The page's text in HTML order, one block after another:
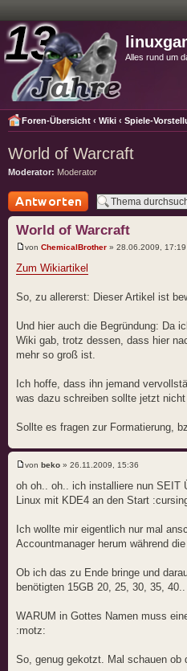
Alles rund um
Foren-Übersicht ‹ Wiki ‹ Spiele-
World of Warcraft
Moderator: Moderator
Antwort schreiben
World of Warcraft
von ChemicalBrother » 28.06.2009, 17:19
Zum Wikiartikel
So, zu allererst: Dieser Artikel ist
Und hier auch die Begründung: Da
Wiki gab, trotz dessen, dass hier
mehr so groß ist.
Ich hoffe, dass ihn jemand
was dazu schreiben sollte jetzt nicht
Sollte es fragen zur Formatierung,
von beko » 26.11.2009, 15:36
oh oh.. oh.. ich installiere nun SEIT
Linux mit KDE4 an den Start
Ich wollte mir eigentlich nur mal
Accountmanager herum während
Ob ich das zu Ende bringe und
benötigten 15GB 20, 25, 30, 35,
WARUM in Gottes Namen muss
:motz:
So, genug gekotzt. Mal schauen ob